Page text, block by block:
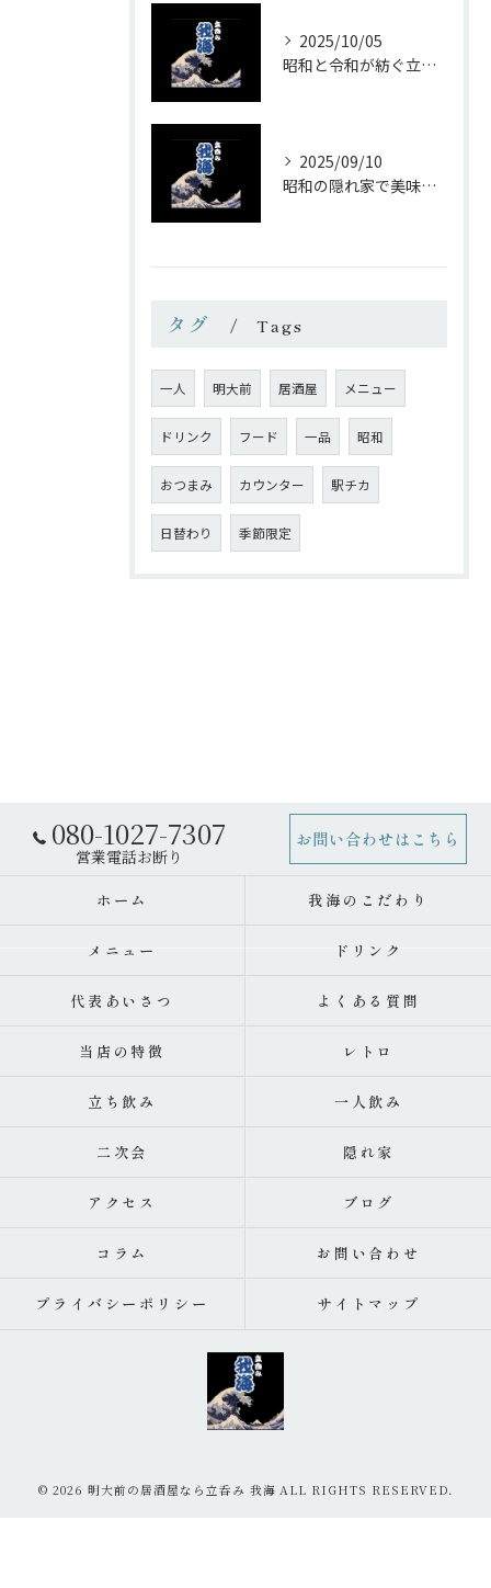
2025/10/05
昭和と令和が紡ぐ立ち飲みの味わい
2025/09/10
昭和の隠れ家で美味しい一杯を
タグ Tags
一人 明大前 居酒屋 メニュー
ドリンク フード 一品 昭和
おつまみ カウンター 駅チカ
日替わり 季節限定
080-1027-7307 お問い合わせはこちら
ホーム 我海のこだわり
メニュー ドリンク
代表あいさつ よくある質問
当店の特徴 レトロ
立ち飲み 一人飲み
二次会 隠れ家
アクセス ブログ
コラム お問い合わせ
プライバシーポリシー サイトマップ
© 2026 明大前の居酒屋なら立呑み 我海 ALL RIGHTS RESERVED.